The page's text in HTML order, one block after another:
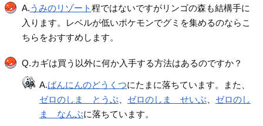
A.うみのリゾート程ではないですがリンゴの森も結構手に
入ります。レベルが低いポケモンでグミを集めるのならこ
ちらをおすすめします。
Q.カギは買う以外に何か入手する方法はあるのですか？
A.ばんにんのどうくつにたまに落ちています。また、
ゼロのしま とうぶ
ゼロのしま せいぶ
ゼロのし
ま なんぶに落ちています。